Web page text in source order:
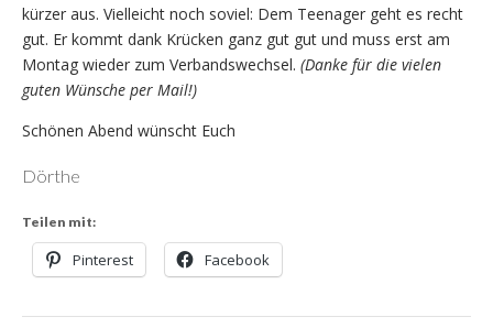
kürzer aus. Vielleicht noch soviel: Dem Teenager geht es recht
gut. Er kommt dank Krücken ganz gut gut und muss erst am
Montag wieder zum Verbandswechsel. (Danke für die vielen
guten Wünsche per Mail!)
Schönen Abend wünscht Euch
Dörthe
Teilen mit:
Pinterest Facebook